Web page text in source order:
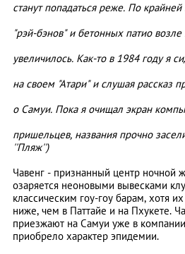
станут попадаться реже. По
"рэй-бэнов" и бетонных патио
увеличилось. Как-то в 1984 году я
на своем "Атари" и слушая рассказ
о Самуи. Пока я очищал экран
пришельцев, названия прочно
''Пляж'')
Чавенг - признанный центр ночной
озаряется неоновыми вывесками
классическим гоу-гоу барам, хотя
ниже, чем в Паттайе и на Пхукете.
приезжают на Самуи уже в компании
приобрело характер эпидемии.